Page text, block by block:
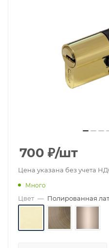
700 ₽/шт
Цена указана без учета
Много
Цвет — Полированная